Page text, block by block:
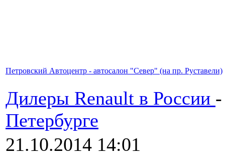
Петровский Автоцентр - автосалон "Север" (на пр. Руставели)
Дилеры Renault в России
Петербурге
21.10.2014 14:01